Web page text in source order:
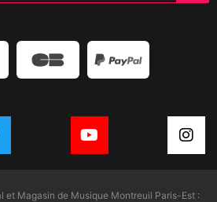
et Magasin de Musique Montreuil Paris-Est :